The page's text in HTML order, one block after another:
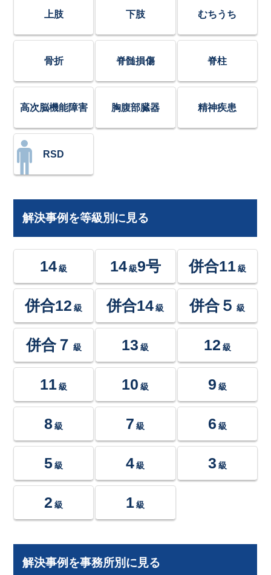
上肢 下肢 むちうち
骨折 脊髄損傷 脊柱
高次脳機能障害 胸腹部臓器 精神疾患
RSD
解決事例を等級別に見る
14 級 14級9号 併合11 級
併合12 級 併合14 級 併合５ 級
併合７ 級 13 級 12 級
11 級 10 級 9 級
8 級 7 級 6 級
5 級 4 級 3 級
2 級 1 級
解決事例を事務所別に見る